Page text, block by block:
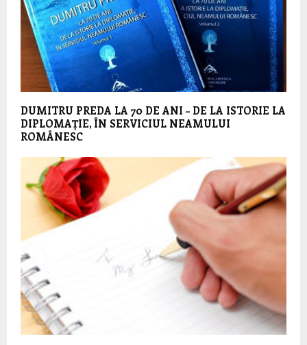
DUMITRU PREDA LA 70 DE ANI – DE LA ISTORIE LA
DIPLOMAȚIE, ÎN SERVICIUL NEAMULUI
ROMÂNESC